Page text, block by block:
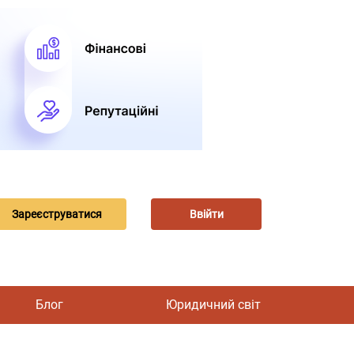
Зареєструватися Ввійти
Блог Юридичний світ